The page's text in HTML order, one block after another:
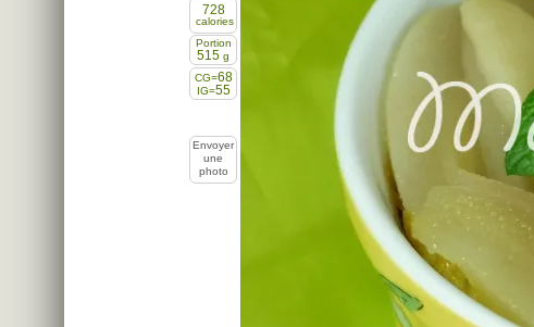
728
calories
Portion
515 g
CG=68
IG=55
Envoyer
une
photo